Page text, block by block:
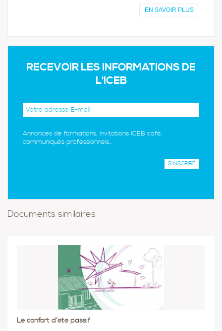
EN SAVOIR PLUS
RECEVOIR LES INFORMATIONS DE
L'ICEB
Annonces de formations, invitations ICEB café,
communiqués professionnels...
Documents similaires
Le confort d’été passif